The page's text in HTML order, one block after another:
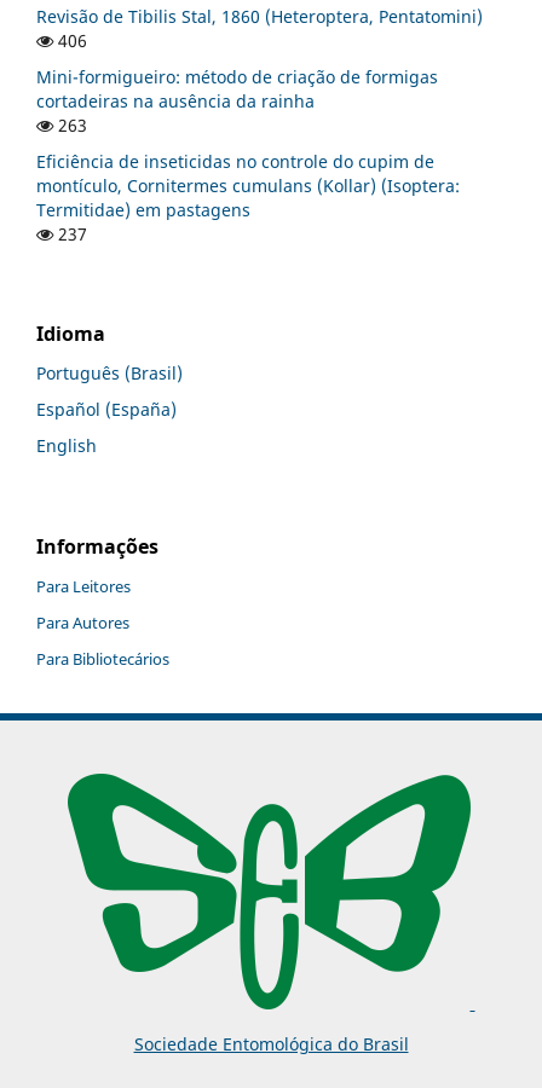
Revisão de Tibilis Stal, 1860 (Heteroptera, Pentatomini)
406
Mini-formigueiro: método de criação de formigas
cortadeiras na ausência da rainha
263
Eficiência de inseticidas no controle do cupim de
montículo, Cornitermes cumulans (Kollar) (Isoptera:
Termitidae) em pastagens
237
Idioma
Português (Brasil)
Español (España)
English
Informações
Para Leitores
Para Autores
Para Bibliotecários
Sociedade Entomológica do Brasil